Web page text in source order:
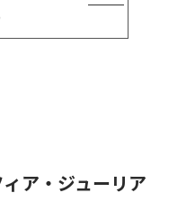
ア・ジューリア